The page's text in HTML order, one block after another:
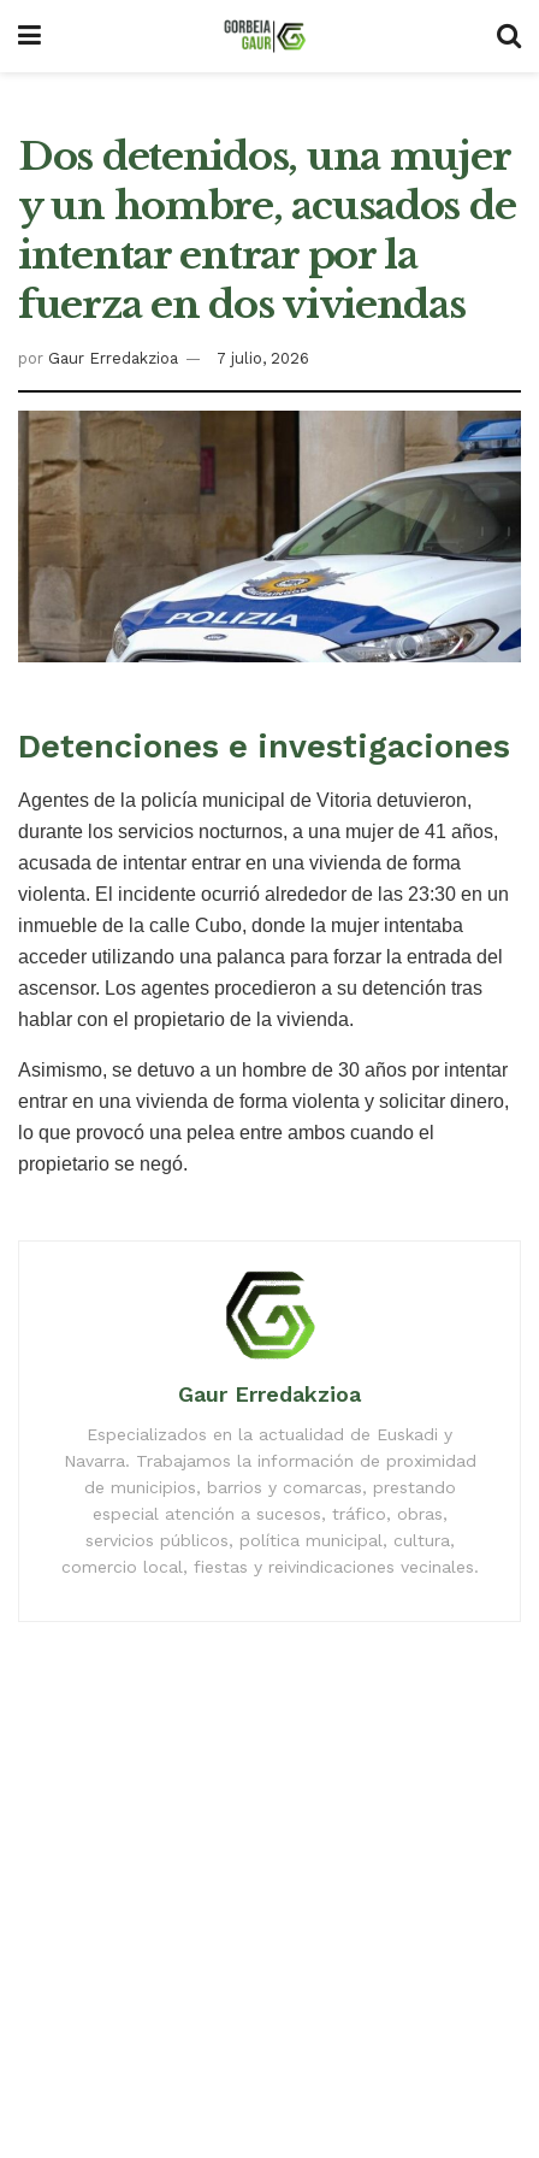
Dos detenidos, una mujer
y un hombre, acusados de
intentar entrar por la
fuerza en dos viviendas
por Gaur Erredakzioa 7 julio, 2026
Detenciones e investigaciones
Agentes de la policía municipal de Vitoria detuvieron,
durante los servicios nocturnos, a una mujer de 41 años,
acusada de intentar entrar en una vivienda de forma
violenta. El incidente ocurrió alrededor de las 23:30 en un
inmueble de la calle Cubo, donde la mujer intentaba
acceder utilizando una palanca para forzar la entrada del
ascensor. Los agentes procedieron a su detención tras
hablar con el propietario de la vivienda.
Asimismo, se detuvo a un hombre de 30 años por intentar
entrar en una vivienda de forma violenta y solicitar dinero,
lo que provocó una pelea entre ambos cuando el
propietario se negó.
Gaur Erredakzioa
Especializados en la actualidad de Euskadi y
Navarra. Trabajamos la información de proximidad
de municipios, barrios y comarcas, prestando
especial atención a sucesos, tráfico, obras,
servicios públicos, política municipal, cultura,
comercio local, fiestas y reivindicaciones vecinales.